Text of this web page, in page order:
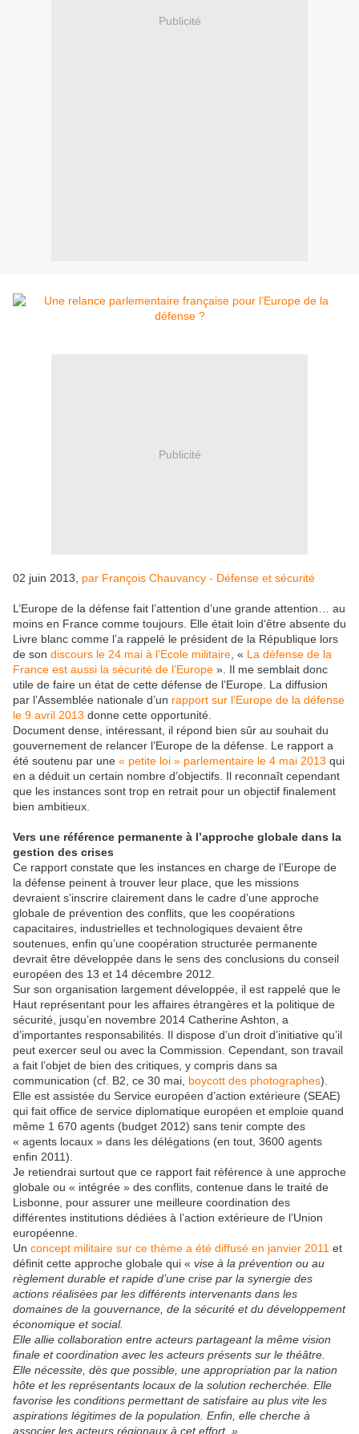
Publicité
Publicité
02 juin 2013, par François Chauvancy - Défense et sécurité
L’Europe de la défense fait l’attention d’une grande attention… au
moins en France comme toujours. Elle était loin d‘être absente du
Livre blanc comme l’a rappelé le président de la République lors
de son discours le 24 mai à l’Ecole militaire , « La défense de la
France est aussi la sécurité de l’Europe ». Il me semblait donc
utile de faire un état de cette défense de l’Europe. La diffusion
par l’Assemblée nationale d’un rapport sur l’Europe de la défense
le 9 avril 2013 donne cette opportunité.
Document dense, intéressant, il répond bien sûr au souhait du
gouvernement de relancer l’Europe de la défense. Le rapport a
été soutenu par une « petite loi » parlementaire le 4 mai 2013 qui
en a déduit un certain nombre d’objectifs. Il reconnaît cependant
que les instances sont trop en retrait pour un objectif finalement
bien ambitieux.
Vers une référence permanente à l’approche globale dans la
gestion des crises
Ce rapport constate que les instances en charge de l’Europe de
la défense peinent à trouver leur place, que les missions
devraient s’inscrire clairement dans le cadre d’une approche
globale de prévention des conflits, que les coopérations
capacitaires, industrielles et technologiques devaient être
soutenues, enfin qu’une coopération structurée permanente
devrait être développée dans le sens des conclusions du conseil
européen des 13 et 14 décembre 2012.
Sur son organisation largement développée, il est rappelé que le
Haut représentant pour les affaires étrangères et la politique de
sécurité, jusqu’en novembre 2014 Catherine Ashton, a
d’importantes responsabilités. Il dispose d’un droit d’initiative qu’il
peut exercer seul ou avec la Commission. Cependant, son travail
a fait l’objet de bien des critiques, y compris dans sa
communication (cf. B2, ce 30 mai, boycott des photographes).
Elle est assistée du Service européen d’action extérieure (SEAE)
qui fait office de service diplomatique européen et emploie quand
même 1 670 agents (budget 2012) sans tenir compte des
« agents locaux » dans les délégations (en tout, 3600 agents
enfin 2011).
Je retiendrai surtout que ce rapport fait référence à une approche
globale ou « intégrée » des conflits, contenue dans le traité de
Lisbonne, pour assurer une meilleure coordination des
différentes institutions dédiées à l’action extérieure de l’Union
européenne.
Un concept militaire sur ce thème a été diffusé en janvier 2011 et
définit cette approche globale qui « vise à la prévention ou au
règlement durable et rapide d’une crise par la synergie des
actions réalisées par les différents intervenants dans les
domaines de la gouvernance, de la sécurité et du développement
économique et social.
Elle allie collaboration entre acteurs partageant la même vision
finale et coordination avec les acteurs présents sur le théâtre.
Elle nécessite, dès que possible, une appropriation par la nation
hôte et les représentants locaux de la solution recherchée. Elle
favorise les conditions permettant de satisfaire au plus vite les
aspirations légitimes de la population. Enfin, elle cherche à
associer les acteurs régionaux à cet effort. »